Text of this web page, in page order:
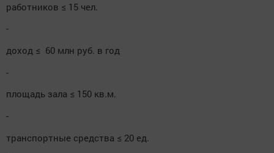
работников ≤ 15 чел.
-
доход ≤ 60 млн руб. в год
-
площадь зала ≤ 150 кв.м.
-
транспортные средства ≤ 20 ед.